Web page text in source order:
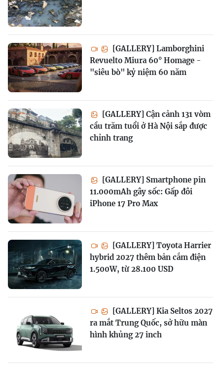
[GALLERY] Lamborghini
Revuelto Miura 60° Homage -
"siêu bò" kỷ niệm 60 năm
[GALLERY] Cận cảnh 131 vòm
cầu trăm tuổi ở Hà Nội sắp được
chỉnh trang
[GALLERY] Smartphone pin
11.000mAh gây sốc: Gấp đôi
iPhone 17 Pro Max
[GALLERY] Toyota Harrier
hybrid 2027 thêm bản cắm điện
1.500W, từ 28.100 USD
[GALLERY] Kia Seltos 2027
ra mắt Trung Quốc, sở hữu màn
hình khủng 27 inch